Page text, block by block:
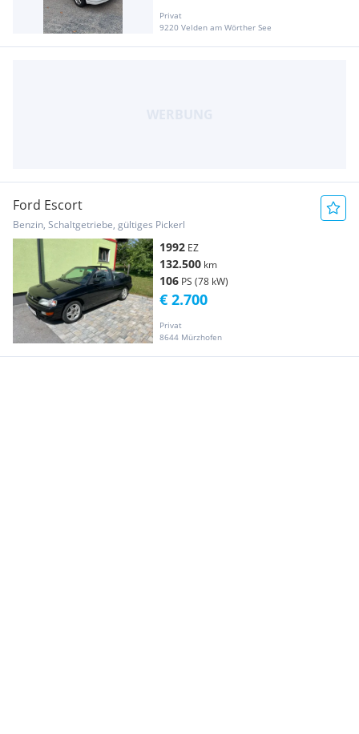
Privat
9220 Velden am Wörther See
Ford Escort
Benzin, Schaltgetriebe, gültiges Pickerl
1992 EZ
132.500 km
106 PS (78 kW)
Privat
8644 Mürzhofen
€ 2.700